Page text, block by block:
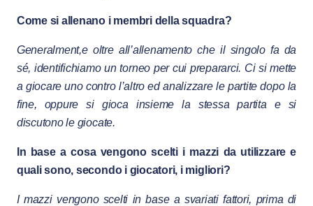
Come si allenano i membri della squadra?
Generalment,e oltre all’allenamento che il singolo fa da
sé, identifichiamo un torneo per cui prepararci. Ci si mette
a giocare uno contro l’altro ed analizzare le partite dopo la
fine, oppure si gioca insieme la stessa partita e si
discutono le giocate.
In base a cosa vengono scelti i mazzi da utilizzare e
quali sono, secondo i giocatori, i migliori?
I mazzi vengono scelti in base a svariati fattori, prima di